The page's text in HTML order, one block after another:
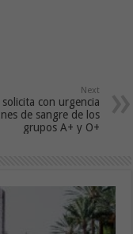
Next
solicita con urgencia
de sangre de los
grupos A+ y O+